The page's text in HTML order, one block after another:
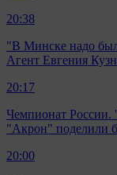
20:38
"В Минске надо
Агент Евгения
20:17
Чемпионат России.
"Акрон" поделили
20:00